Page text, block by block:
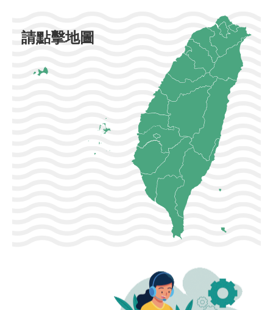
請點擊地圖